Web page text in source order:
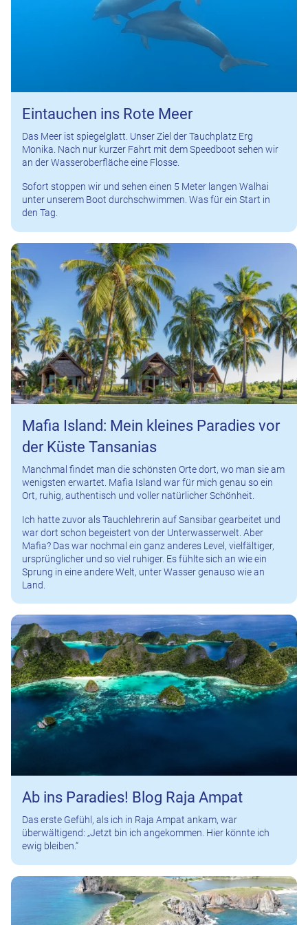
Eintauchen ins Rote Meer
Das Meer ist spiegelglatt. Unser Ziel der Tauchplatz Erg
Monika. Nach nur kurzer Fahrt mit dem Speedboot sehen wir
an der Wasseroberfläche eine Flosse.
Sofort stoppen wir und sehen einen 5 Meter langen Walhai
unter unserem Boot durchschwimmen. Was für ein Start in
den Tag.
Mafia Island: Mein kleines Paradies vor
der Küste Tansanias
Manchmal findet man die schönsten Orte dort, wo man sie am
wenigsten erwartet. Mafia Island war für mich genau so ein
Ort, ruhig, authentisch und voller natürlicher Schönheit.
Ich hatte zuvor als Tauchlehrerin auf Sansibar gearbeitet und
war dort schon begeistert von der Unterwasserwelt. Aber
Mafia? Das war nochmal ein ganz anderes Level, vielfältiger,
ursprünglicher und so viel ruhiger. Es fühlte sich an wie ein
Sprung in eine andere Welt, unter Wasser genauso wie an
Land.
Ab ins Paradies! Blog Raja Ampat
Das erste Gefühl, als ich in Raja Ampat ankam, war
überwältigend: „Jetzt bin ich angekommen. Hier könnte ich
ewig bleiben.“